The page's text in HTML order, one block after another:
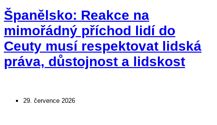
Španělsko: Reakce na
mimořádný příchod lidí do
Ceuty musí respektovat lidská
práva, důstojnost a lidskost
29. července 2026